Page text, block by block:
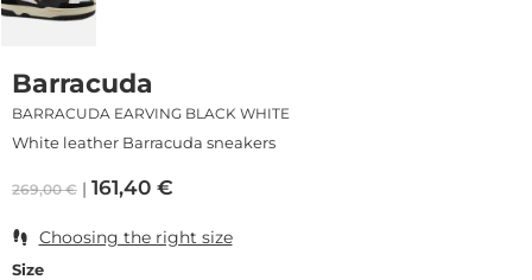
Barracuda
BARRACUDA EARVING BLACK WHITE
White leather Barracuda sneakers
269,00€ 161,40 €
Choosing the right size
Size